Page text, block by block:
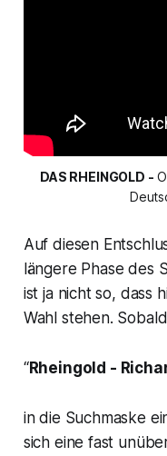
DAS RHEINGOLD -
Auf diesen
längere Phase des
ist ja nicht so, dass
Wahl stehen.
“Rheingold -
in die Suchmaske
sich eine fast